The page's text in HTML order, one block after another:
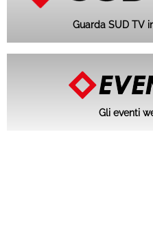
Guarda SUD TV
Gli eventi